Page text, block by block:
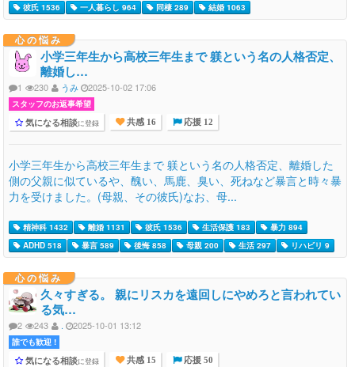
彼氏 1536 一人暮らし 964 同棲 289 結婚 1063
心の悩み
小学三年生から高校三年生まで 躾という名の人格否定、
離婚し…
1 230 うみ 2025-10-02 17:06
スタッフのお返事希望
気になる相談に登録 共感 16 応援 12
小学三年生から高校三年生まで 躾という名の人格否定、離婚した
側の父親に似ているや、醜い、馬鹿、臭い、死ねなど暴言と時々暴
力を受けました。(母親、その彼氏)なお、母...
精神科 1432 離婚 1131 彼氏 1536 生活保護 183
暴力 894
ADHD 518
暴言 589 後悔 858 母親 200 生活 297 リハビリ 9
心の悩み
久々すぎる。 親にリスカを遠回しにやめろと言われてい
る気…
2 243 . 2025-10-01 13:12
誰でも歓迎 !
気になる相談に登録 共感 15 応援 50